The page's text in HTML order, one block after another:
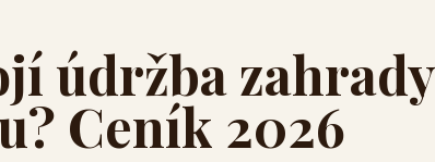
údržba
Ceník 2026